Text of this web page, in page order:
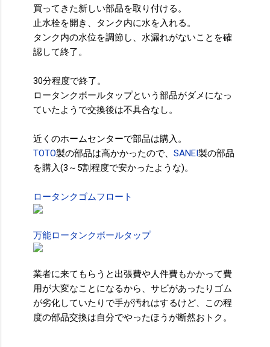
買ってきた新しい部品を取り付ける。
止水栓を開き、タンク内に水を入れる。
タンク内の水位を調節し、水漏れがないことを確
認して終了。
30分程度で終了。
ロータンクボールタップという部品がダメになっ
ていたようで交換後は不具合なし。
近くのホームセンターで部品は購入。
TOTO製の部品は高かかったので、 SANEI製の部品
を購入(3～5割程度で安かったような)。
ロータンクゴムフロート
万能ロータンクボールタップ
業者に来てもらうと出張費や人件費もかかって費
用が大変なことになるから、サビがあったりゴム
が劣化していたりで手が汚れはするけど、この程
度の部品交換は自分でやったほうが断然おトク。